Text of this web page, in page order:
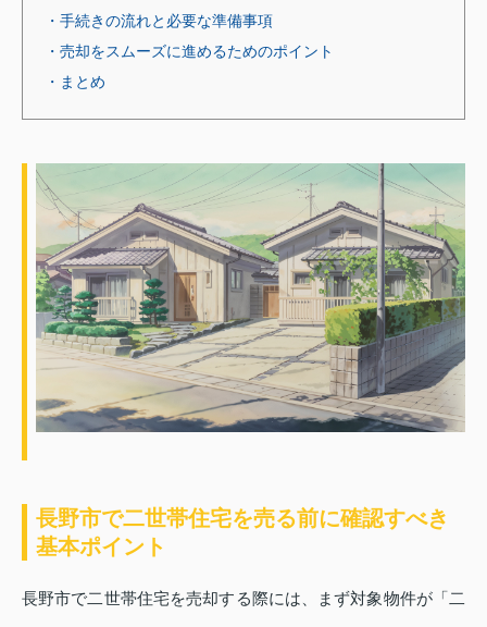
・手続きの流れと必要な準備事項
・売却をスムーズに進めるためのポイント
・まとめ
長野市で二世帯住宅を売る前に確認すべき
基本ポイント
長野市で二世帯住宅を売却する際には、まず対象物件が「二